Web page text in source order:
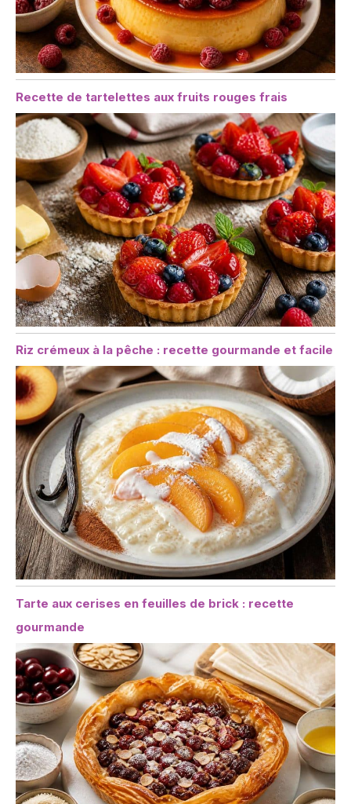
Recette de tartelettes aux fruits rouges frais
Riz crémeux à la pêche : recette gourmande et facile
Tarte aux cerises en feuilles de brick : recette
gourmande